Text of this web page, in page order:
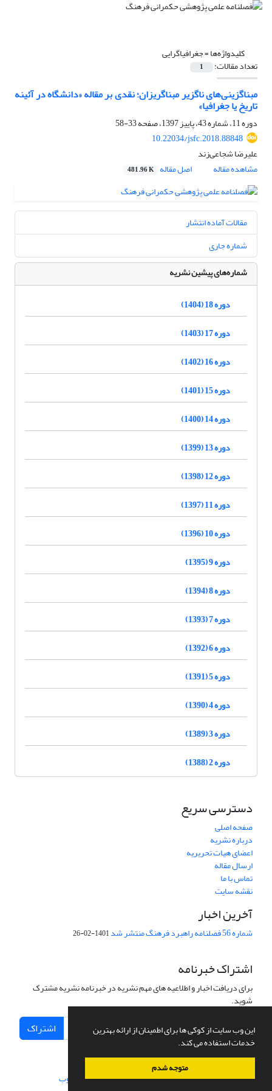
این وب سایت از کوکی ها برای اطمینان از ارائه بهترین
خدمات استفاده می کند.
متوجه شدم
کلیدواژه‌ها =جغرافیاگرایی
تعداد مقالات: 1
مبناگزینی‌های ناگزیر مبناگریزان؛ نقدی بر مقاله «دانشگاه در آئینه
تاریخ یا جغرافیا»
دوره 11، شماره 43، پاییز 1397، صفحه
33-58
10.22034/jsfc.2018.88848
علیرضا شجاعی‌زند
مشاهده مقاله
اصل مقاله 481.96 K
مقالات آماده انتشار
شماره جاری
شماره‌های پیشین نشریه
دوره 18 (1404)
دوره 17 (1403)
دوره 16 (1402)
دوره 15 (1401)
دوره 14 (1400)
دوره 13 (1399)
دوره 12 (1398)
دوره 11 (1397)
دوره 10 (1396)
دوره 9 (1395)
دوره 8 (1394)
دوره 7 (1393)
دوره 6 (1392)
دوره 5 (1391)
دوره 4 (1390)
دوره 3 (1389)
دوره 2 (1388)
دسترسی سریع
صفحه اصلی
درباره نشریه
اعضای هیات تحریریه
ارسال مقاله
تماس با ما
نقشه سایت
آخرین اخبار
شماره 56 فصلنامه راهبرد فرهنگ منتشر شد 1401-02-26
اشتراک خبرنامه
برای دریافت اخبار و اطلاعیه های مهم نشریه در خبرنامه نشریه مشترک
شوید.
اشتراک
سامانه مدیریت نشریات علمی.طراحی و پیاده سازی از سیناوب